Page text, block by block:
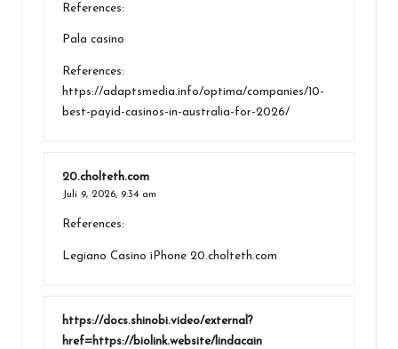
References:
Pala casino
References:
https://adaptsmedia.info/optima/companies/10-
best-payid-casinos-in-australia-for-2026/
20.cholteth.com
Juli 9, 2026, 9:34 am
References:
Legiano Casino iPhone 20.cholteth.com
https://docs.shinobi.video/external?
href=https://biolink.website/lindacain